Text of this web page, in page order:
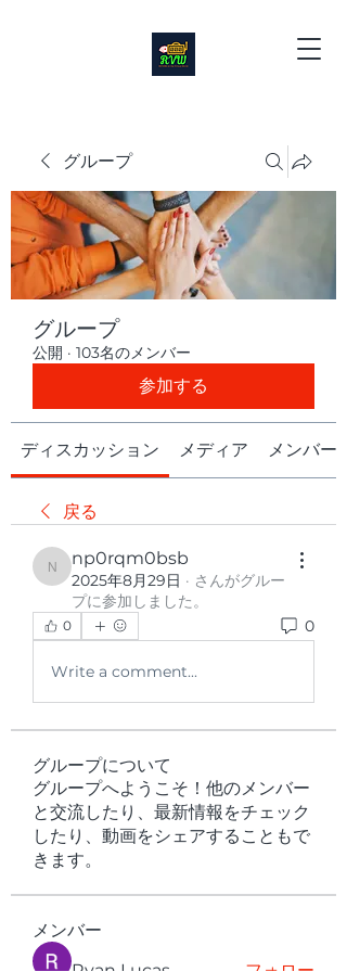
グループ
グループ
公開 · 103名のメンバー
参加する
ディスカッション メディア メンバー
戻る
np0rqm0bsb
np0rqm0bsb
2025年8月29日 · さんがグルー
プに参加しました。
0 0
Write a comment...
グループについて
グループへようこそ！他のメンバー
と交流したり、最新情報をチェック
したり、動画をシェアすることもで
きます。
メンバー